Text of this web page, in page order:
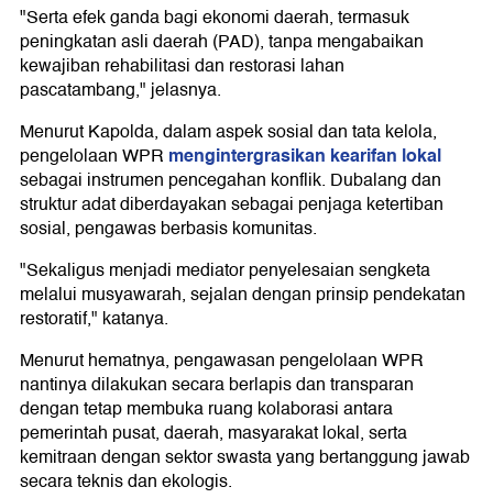
"Serta efek ganda bagi ekonomi daerah, termasuk
peningkatan asli daerah (PAD), tanpa mengabaikan
kewajiban rehabilitasi dan restorasi lahan
pascatambang," jelasnya.
Menurut Kapolda, dalam aspek sosial dan tata kelola,
pengelolaan WPR mengintergrasikan kearifan lokal
sebagai instrumen pencegahan konflik. Dubalang dan
struktur adat diberdayakan sebagai penjaga ketertiban
sosial, pengawas berbasis komunitas.
"Sekaligus menjadi mediator penyelesaian sengketa
melalui musyawarah, sejalan dengan prinsip pendekatan
restoratif," katanya.
Menurut hematnya, pengawasan pengelolaan WPR
nantinya dilakukan secara berlapis dan transparan
dengan tetap membuka ruang kolaborasi antara
pemerintah pusat, daerah, masyarakat lokal, serta
kemitraan dengan sektor swasta yang bertanggung jawab
secara teknis dan ekologis.